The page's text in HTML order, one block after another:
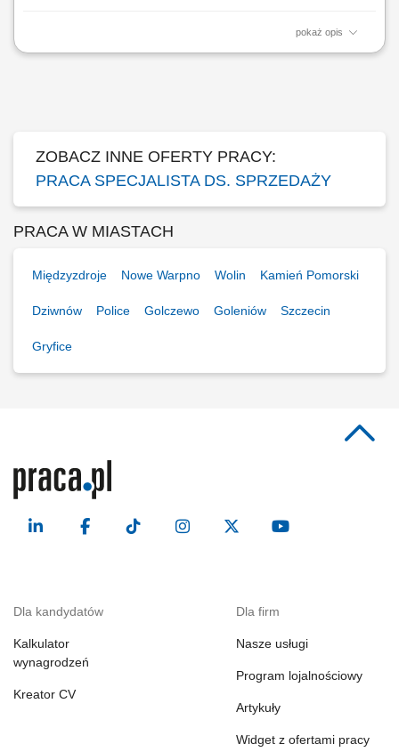
pokaż opis
Samodzielne pozyskiwanie nowych klientów B2B poprzez aktywne
ZOBACZ INNE OFERTY PRACY:
PRACA SPECJALISTA DS. SPRZEDAŻY
PRACA W MIASTACH
Międzyzdroje Nowe Warpno Wolin Kamień Pomorski
Dziwnów Police Golczewo Goleniów Szczecin
Gryfice
Dla kandydatów
Kalkulator
wynagrodzeń
Kreator CV
Dla firm
Nasze usługi
Program lojalnościowy
Artykuły
Widget z ofertami pracy